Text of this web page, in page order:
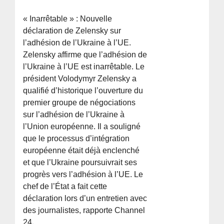
« Inarrêtable » : Nouvelle
déclaration de Zelensky sur
l’adhésion de l’Ukraine à l’UE.
Zelensky affirme que l’adhésion de
l’Ukraine à l’UE est inarrêtable. Le
président Volodymyr Zelensky a
qualifié d’historique l’ouverture du
premier groupe de négociations
sur l’adhésion de l’Ukraine à
l’Union européenne. Il a souligné
que le processus d’intégration
européenne était déjà enclenché
et que l’Ukraine poursuivrait ses
progrès vers l’adhésion à l’UE. Le
chef de l’État a fait cette
déclaration lors d’un entretien avec
des journalistes, rapporte Channel